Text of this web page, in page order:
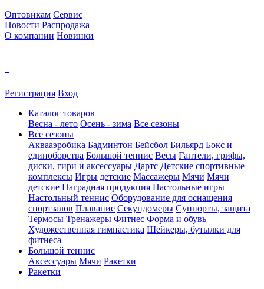
Оптовикам Сервис
Новости Распродажа
О компании Новинки
Регистрация Вход
Каталог товаров
Весна - лето Осень - зима Все сезоны
Все сезоны
Аквааэробика Бадминтон Бейсбол Бильярд Бокс и
единоборства Большой теннис Весы Гантели, грифы,
диски, гири и аксессуары Дартс Детские спортивные
комплексы Игры детские Массажеры Мячи Мячи
детские Наградная продукция Настольные игры
Настольный теннис Оборудование для оснащения
спортзалов Плавание Секундомеры Суппорты, защита
Термосы Тренажеры Фитнес Форма и обувь
Художественная гимнастика Шейкеры, бутылки для
фитнеса
Большой теннис
Аксессуары Мячи Ракетки
Ракетки